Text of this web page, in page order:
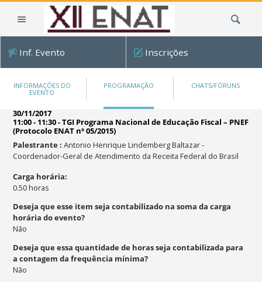
Inf. Evento Inscrições
INFORMAÇÕES DO
EVENTO
PROGRAMAÇÃO CHATS/FÓRUNS
30/11/2017
11:00 - 11:30-TGI Programa Nacional de Educação Fiscal – PNEF
(Protocolo ENAT nº 05/2015)
Palestrante: Antonio Henrique Lindemberg Baltazar -
Coordenador-Geral de Atendimento da Receita Federal do Brasil
Carga horária:
0.50horas
Deseja que esse item seja contabilizado na soma da carga
horária do evento?
Não
Deseja que essa quantidade de horas seja contabilizada para
a contagem da frequência mínima?
Não